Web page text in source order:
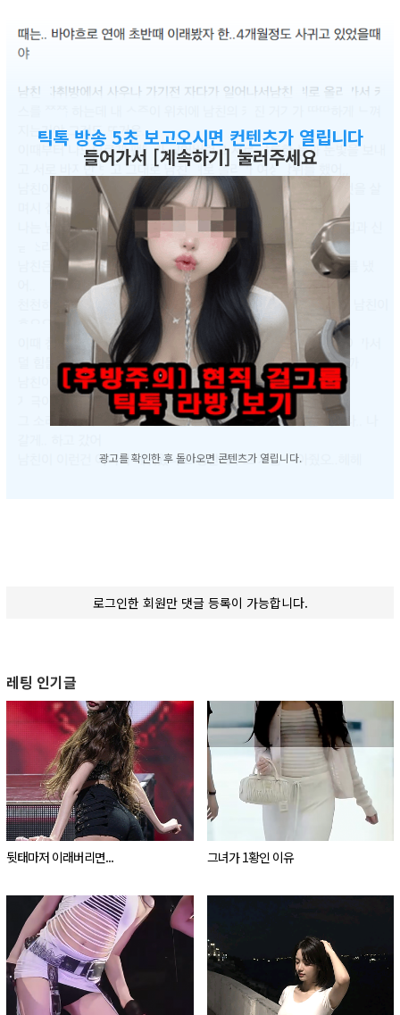
틱톡 방송 5초 보고오시면 컨텐츠가 열립니다
들어가서 [계속하기] 눌러주세요
광고를 확인한 후 돌아오면 콘텐츠가 열립니다.
로그인한 회원만 댓글 등록이 가능합니다.
레팅 인기글
뒷태마저 이래버리면... 그녀가 1황인 이유